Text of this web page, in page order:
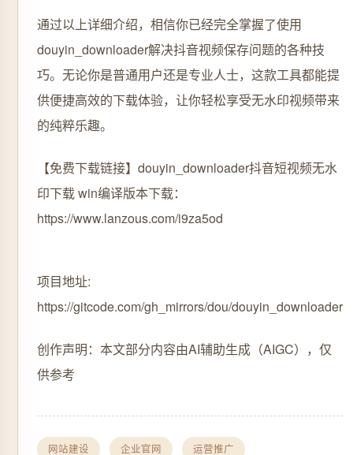
通过以上详细介绍，相信你已经完全掌握了使用
douyin_downloader解决抖音视频保存问题的各种技
巧。无论你是普通用户还是专业人士，这款工具都能提
供便捷高效的下载体验，让你轻松享受无水印视频带来
的纯粹乐趣。
【免费下载链接】douyin_downloader抖音短视频无水
印下载 win编译版本下载：
https://www.lanzous.com/i9za5od
项目地址:
https://gitcode.com/gh_mirrors/dou/douyin_downloader
创作声明：本文部分内容由AI辅助生成（AIGC），仅
供参考
网站建设 企业官网 运营推广